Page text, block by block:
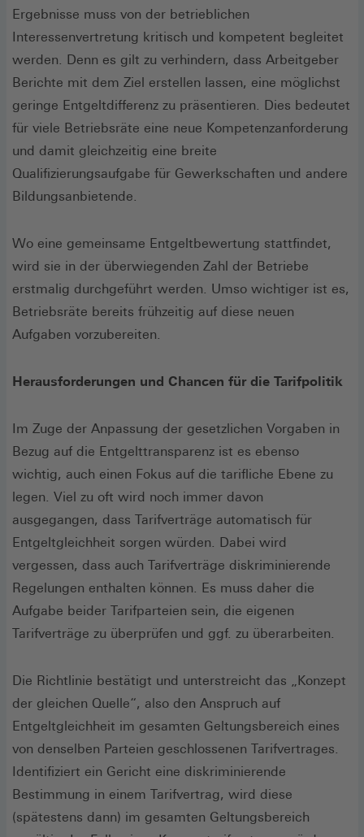
Ergebnisse muss von der betrieblichen
Interessenvertretung kritisch und kompetent begleitet
werden. Denn es gilt zu verhindern, dass Arbeitgeber
Berichte mit dem Ziel erstellen lassen, eine möglichst
geringe Entgeltdifferenz zu präsentieren. Dies bedeutet
für viele Betriebsräte eine neue Kompetenzanforderung
und damit gleichzeitig eine breite
Qualifizierungsaufgabe für Gewerkschaften und andere
Bildungsanbietende.
Wo eine gemeinsame Entgeltbewertung stattfindet,
wird sie in der überwiegenden Zahl der Betriebe
erstmalig durchgeführt werden. Umso wichtiger ist es,
Betriebsräte bereits frühzeitig auf diese neuen
Aufgaben vorzubereiten.
Herausforderungen und Chancen für die Tarifpolitik
Im Zuge der Anpassung der gesetzlichen Vorgaben in
Bezug auf die Entgelttransparenz ist es ebenso
wichtig, auch einen Fokus auf die tarifliche Ebene zu
legen. Viel zu oft wird noch immer davon
ausgegangen, dass Tarifverträge automatisch für
Entgeltgleichheit sorgen würden. Dabei wird
vergessen, dass auch Tarifverträge diskriminierende
Regelungen enthalten können. Es muss daher die
Aufgabe beider Tarifparteien sein, die eigenen
Tarifverträge zu überprüfen und ggf. zu überarbeiten.
Die Richtlinie bestätigt und unterstreicht das „Konzept
der gleichen Quelle“, also den Anspruch auf
Entgeltgleichheit im gesamten Geltungsbereich eines
von denselben Parteien geschlossenen Tarifvertrages.
Identifiziert ein Gericht eine diskriminierende
Bestimmung in einem Tarifvertrag, wird diese
(spätestens dann) im gesamten Geltungsbereich